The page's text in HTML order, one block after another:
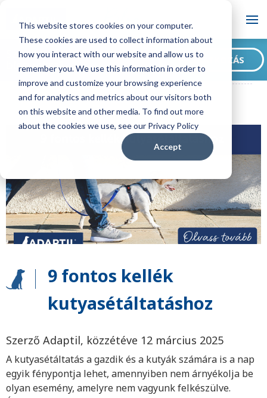
This website stores cookies on your computer.
These cookies are used to collect information about
how you interact with our website and allow us to
remember you. We use this information in order to
improve and customize your browsing experience
and for analytics and metrics about our visitors both
on this website and other media. To find out more
about the cookies we use, see our Privacy Policy
Accept
Blog
ADAPTIL HU Blog 9 fontos kellék kutyasétáltatáshoz
Szeretne feliratkozni
blogunkra? FELIRATKOZÁS
9 fontos kellék
kutyasétáltatáshoz
Szerző Adaptil, közzétéve 12 március 2025
A kutyasétáltatás a gazdik és a kutyák számára is a nap
egyik fénypontja lehet, amennyiben nem árnyékolja be
olyan esemény, amelyre nem vagyunk felkészülve.